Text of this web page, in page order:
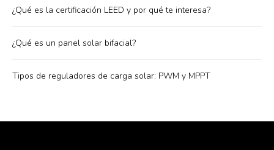
¿Qué es la certificación LEED y por qué te interesa?
¿Qué es un panel solar bifacial?
Tipos de reguladores de carga solar: PWM y MPPT